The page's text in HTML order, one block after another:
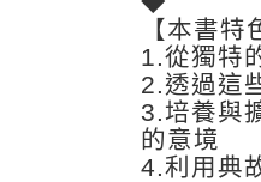
【本書特
1.從獨特
2.透過這
3.培養與
的意境
4.利用典